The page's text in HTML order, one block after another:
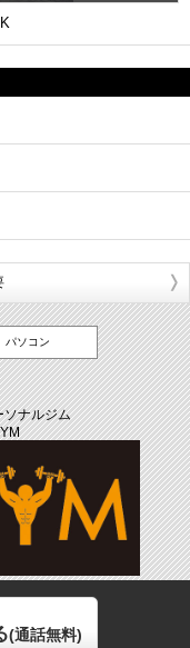
パソコン
ソナルジム
(通話無料)